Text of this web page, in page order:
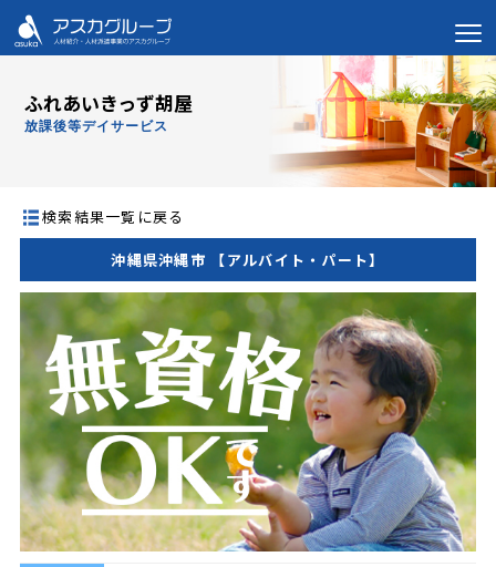
ふれあいきっず胡屋
放課後等デイサービス
検索結果一覧に戻る
沖縄県沖縄市 【アルバイト・パート】